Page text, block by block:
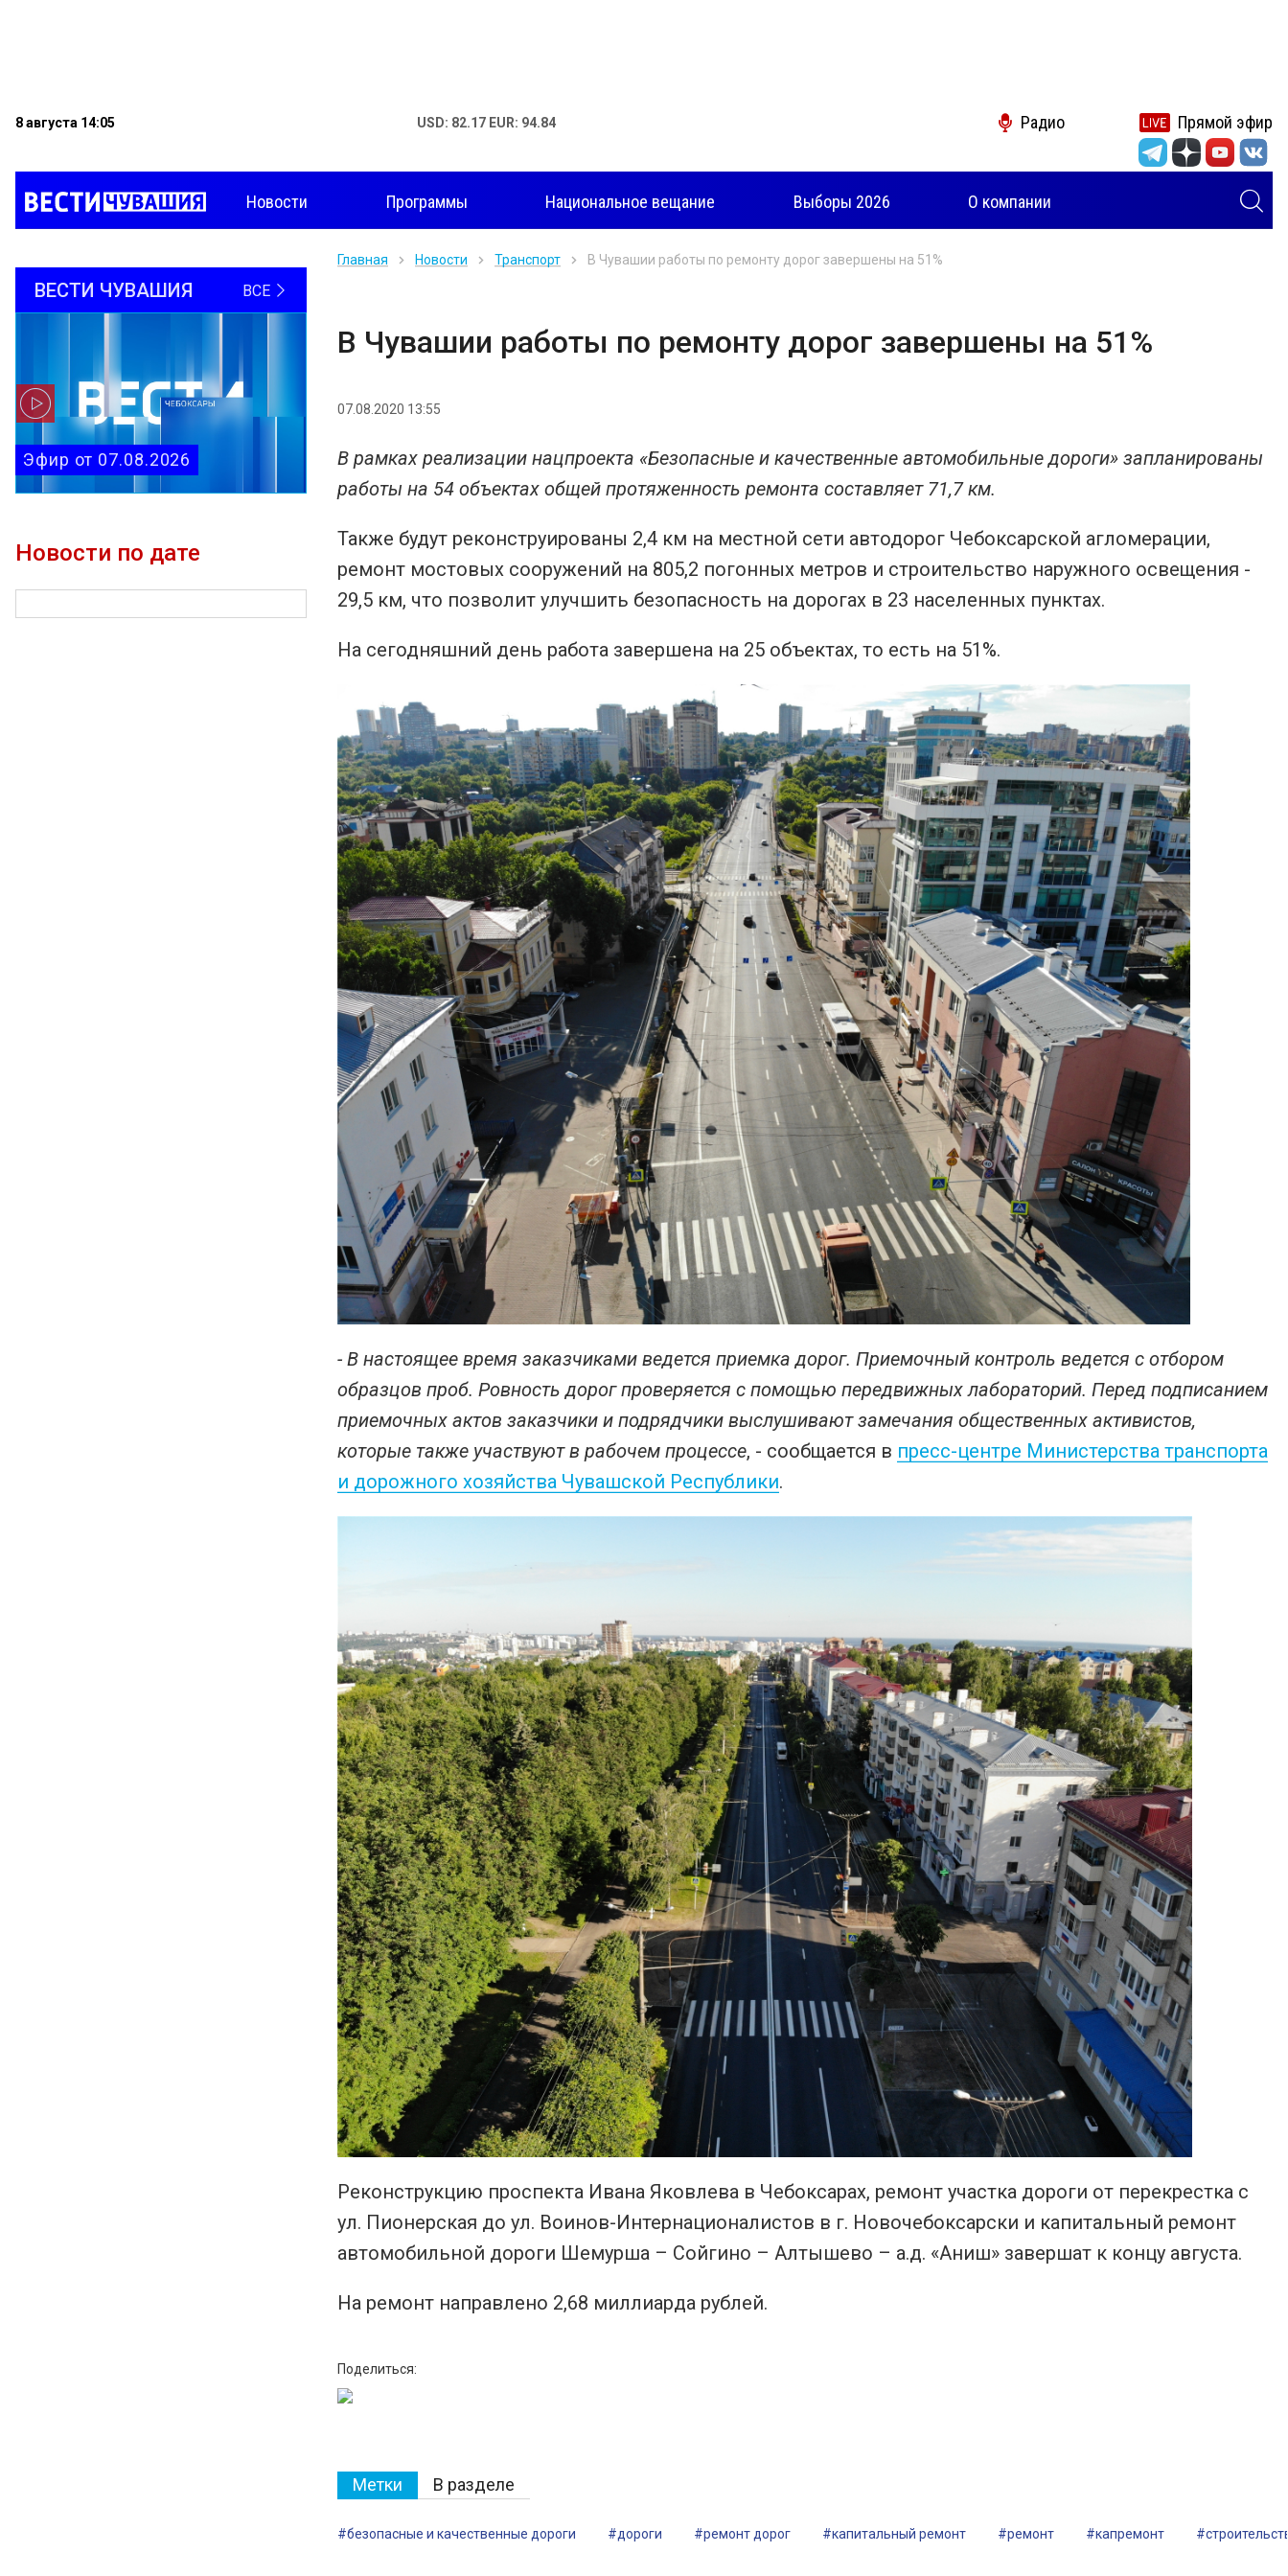
8 августа 14:05 USD: 82.17 EUR: 94.84 Радио Прямой эфир
Новости Программы Национальное вещание Выборы 2026 О компании
ВЕСТИ ЧУВАШИЯ ВСЕ
Эфир от 07.08.2026
Новости по дате
Главная Новости Транспорт В Чувашии работы по ремонту дорог завершены на 51%
В Чувашии работы по ремонту дорог завершены на 51%
07.08.2020 13:55
В рамках реализации нацпроекта «Безопасные и качественные автомобильные дороги» запланированы
работы на 54 объектах общей протяженность ремонта составляет 71,7 км.
Также будут реконструированы 2,4 км на местной сети автодорог Чебоксарской агломерации,
ремонт мостовых сооружений на 805,2 погонных метров и строительство наружного освещения -
29,5 км, что позволит улучшить безопасность на дорогах в 23 населенных пунктах.
На сегодняшний день работа завершена на 25 объектах, то есть на 51%.
- В настоящее время заказчиками ведется приемка дорог. Приемочный контроль ведется с отбором
образцов проб. Ровность дорог проверяется с помощью передвижных лабораторий. Перед подписанием
приемочных актов заказчики и подрядчики выслушивают замечания общественных активистов,
которые также участвуют в рабочем процессе, - сообщается в пресс-центре Министерства транспорта
и дорожного хозяйства Чувашской Республики.
Реконструкцию проспекта Ивана Яковлева в Чебоксарах, ремонт участка дороги от перекрестка с
ул. Пионерская до ул. Воинов-Интернационалистов в г. Новочебоксарски и капитальный ремонт
автомобильной дороги Шемурша – Сойгино – Алтышево – а.д. «Аниш» завершат к концу августа.
На ремонт направлено 2,68 миллиарда рублей.
Поделиться:
Метки В разделе
#безопасные и качественные дороги #дороги #ремонт дорог #капитальный ремонт #ремонт #капремонт